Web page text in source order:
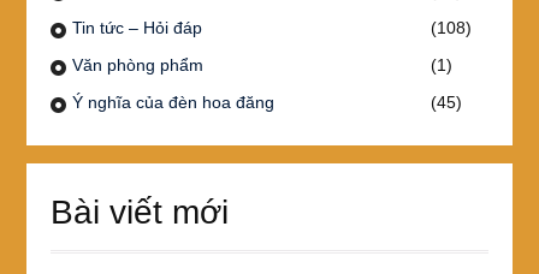
Tin tức – Hỏi đáp
(108)
Văn phòng phẩm
(1)
Ý nghĩa của đèn hoa đăng
(45)
Bài viết mới